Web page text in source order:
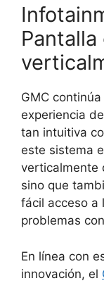
GMC
experiencia
tan intuitiva
este sistema
verticalmente
sino que
fácil acceso a
problemas
En línea con
innovación, el